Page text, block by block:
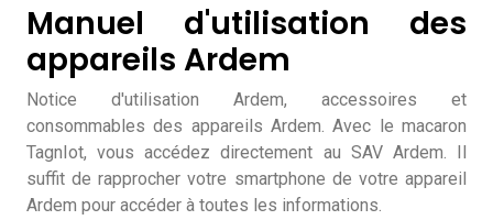
Manuel d'utilisation des
appareils Ardem
Notice d'utilisation Ardem, accessoires et
consommables des appareils Ardem. Avec le macaron
TagnIot, vous accédez directement au SAV Ardem. Il
suffit de rapprocher votre smartphone de votre appareil
Ardem pour accéder à toutes les informations.